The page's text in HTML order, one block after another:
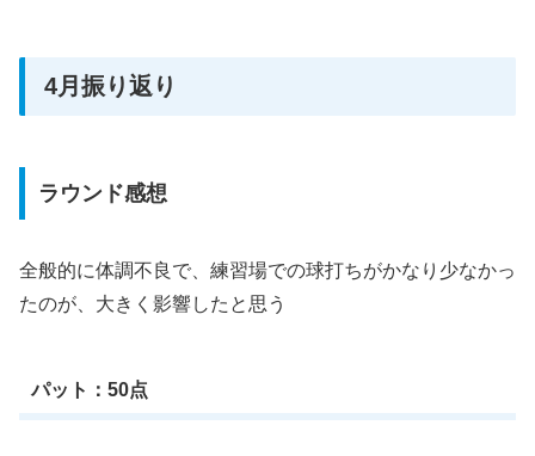
4月振り返り
ラウンド感想
全般的に体調不良で、練習場での球打ちがかなり少なかっ
たのが、大きく影響したと思う
パット：50点